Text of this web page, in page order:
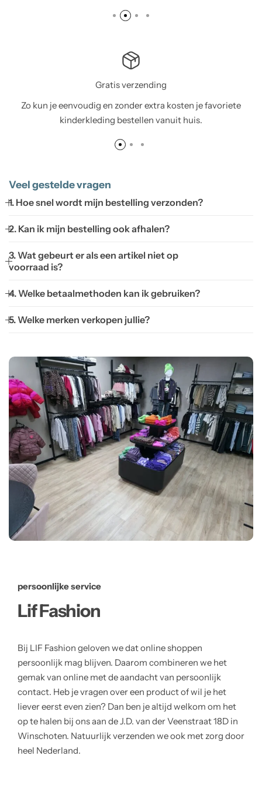
Gratis verzending
Zo kun je eenvoudig en zonder extra kosten je favoriete
kinderkleding bestellen vanuit huis.
Veel gestelde vragen
1. Hoe snel wordt mijn bestelling verzonden?
2. Kan ik mijn bestelling ook afhalen?
3. Wat gebeurt er als een artikel niet op
voorraad is?
4. Welke betaalmethoden kan ik gebruiken?
5. Welke merken verkopen jullie?
persoonlijke service
Lif Fashion
Bij LIF Fashion geloven we dat online shoppen
persoonlijk mag blijven. Daarom combineren we het
gemak van online met de aandacht van persoonlijk
contact. Heb je vragen over een product of wil je het
liever eerst even zien? Dan ben je altijd welkom om het
op te halen bij ons aan de J.D. van der Veenstraat 18D in
Winschoten. Natuurlijk verzenden we ook met zorg door
heel Nederland.